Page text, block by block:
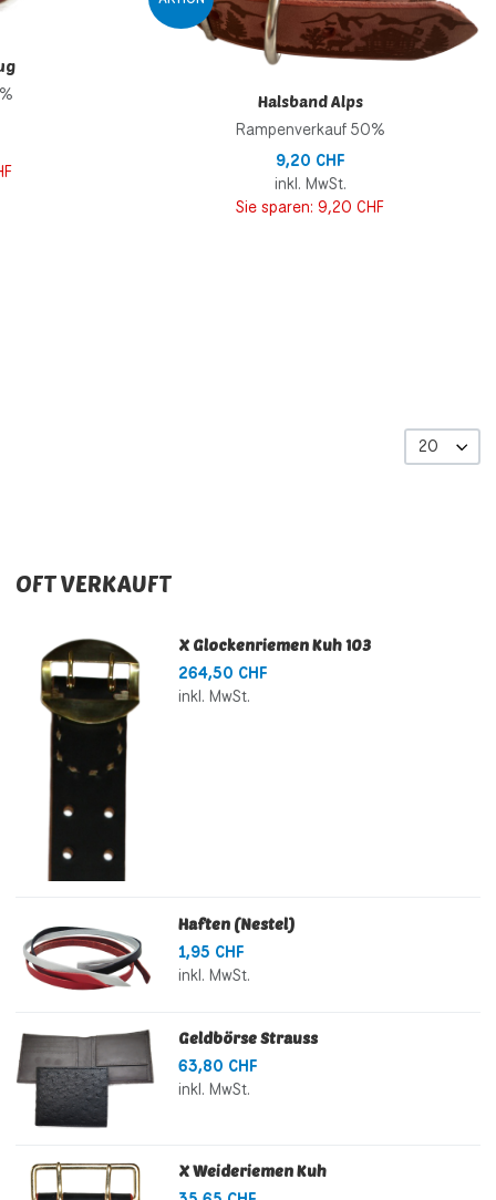
Halsband Alps
Rampenverkauf 50%
9,20 CHF
inkl. MwSt.
Sie sparen: 9,20 CHF
20
OFT VERKAUFT
X Glockenriemen Kuh 103
264,50 CHF
inkl. MwSt.
Haften (Nestel)
1,95 CHF
inkl. MwSt.
Geldbörse Strauss
63,80 CHF
inkl. MwSt.
X Weideriemen Kuh